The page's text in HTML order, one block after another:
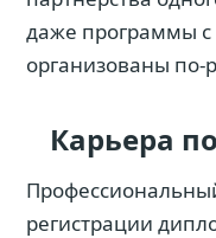
даже программы
организованы по-
Карьера
регистрации